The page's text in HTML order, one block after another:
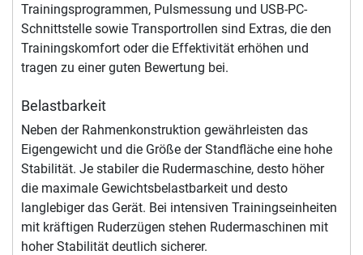
Trainingsprogrammen, Pulsmessung und USB-PC-
Schnittstelle sowie Transportrollen sind Extras, die den
Trainingskomfort oder die Effektivität erhöhen und
tragen zu einer guten Bewertung bei.
Belastbarkeit
Neben der Rahmenkonstruktion gewährleisten das
Eigengewicht und die Größe der Standfläche eine hohe
Stabilität. Je stabiler die Rudermaschine, desto höher
die maximale Gewichtsbelastbarkeit und desto
langlebiger das Gerät. Bei intensiven Trainingseinheiten
mit kräftigen Ruderzügen stehen Rudermaschinen mit
hoher Stabilität deutlich sicherer.